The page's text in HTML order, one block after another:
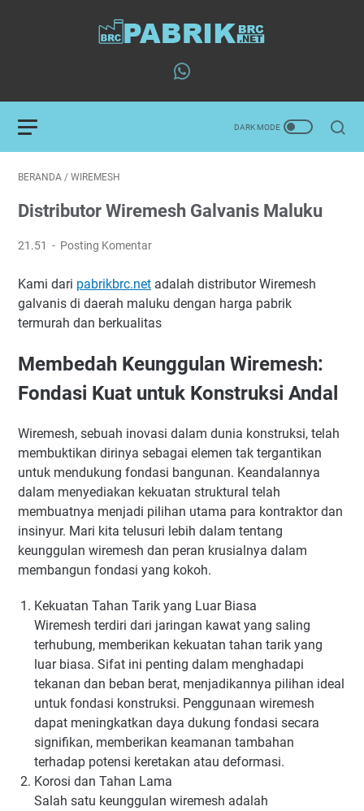
BERANDA / WIREMESH
Distributor Wiremesh Galvanis Maluku
21.51 Posting Komentar
Kami dari pabrikbrc.net adalah distributor Wiremesh
galvanis di daerah maluku dengan harga pabrik
termurah dan berkualitas
Membedah Keunggulan Wiremesh:
Fondasi Kuat untuk Konstruksi Andal
Wiremesh, sebuah inovasi dalam dunia konstruksi, telah
membuktikan dirinya sebagai elemen tak tergantikan
untuk mendukung fondasi bangunan. Keandalannya
dalam menyediakan kekuatan struktural telah
membuatnya menjadi pilihan utama para kontraktor dan
insinyur. Mari kita telusuri lebih dalam tentang
keunggulan wiremesh dan peran krusialnya dalam
membangun fondasi yang kokoh.
Kekuatan Tahan Tarik yang Luar Biasa
Wiremesh terdiri dari jaringan kawat yang saling
terhubung, memberikan kekuatan tahan tarik yang
luar biasa. Sifat ini penting dalam menghadapi
tekanan dan beban berat, menjadikannya pilihan ideal
untuk fondasi konstruksi. Penggunaan wiremesh
dapat meningkatkan daya dukung fondasi secara
signifikan, memberikan keamanan tambahan
terhadap potensi keretakan atau deformasi.
Korosi dan Tahan Lama
Salah satu keunggulan wiremesh adalah